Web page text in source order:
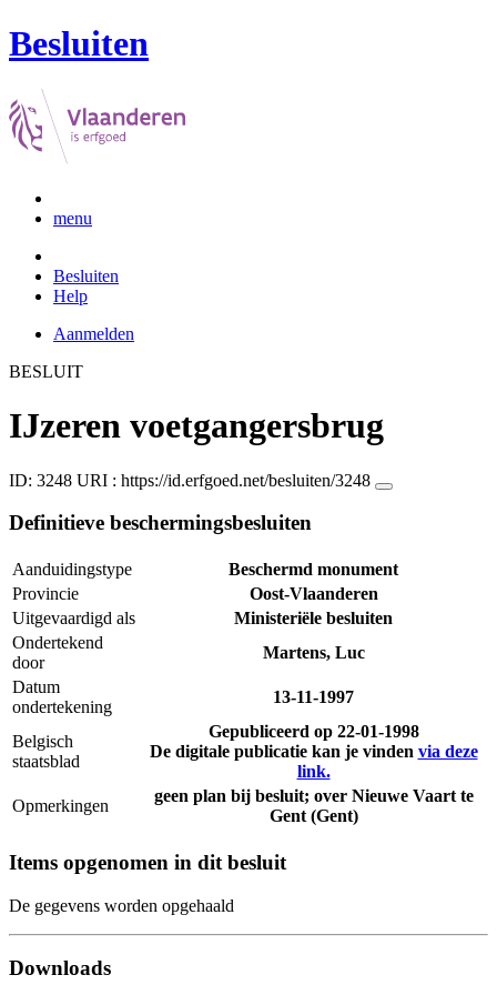
Besluiten
menu
Besluiten
Help
Aanmelden
BESLUIT
IJzeren voetgangersbrug
ID: 3248 URI : https://id.erfgoed.net/besluiten/3248
Definitieve beschermingsbesluiten
Aanduidingstype
Beschermd monument
Provincie
Oost-Vlaanderen
Uitgevaardigd als
Ministeriële besluiten
Ondertekend
door
Martens, Luc
Datum
ondertekening
13-11-1997
Belgisch
staatsblad
Gepubliceerd op 22-01-1998
De digitale publicatie kan je vinden via deze
link.
Opmerkingen
geen plan bij besluit; over Nieuwe Vaart te
Gent (Gent)
Items opgenomen in dit besluit
De gegevens worden opgehaald
Downloads